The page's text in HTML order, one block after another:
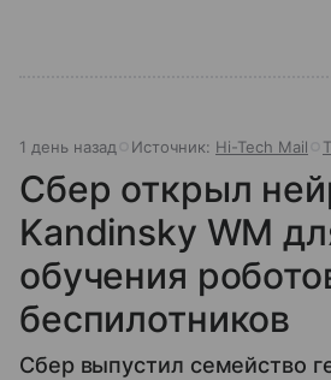
1 день назад Источник: Hi-Tech Mail
Сбер открыл
Kandinsky WM
обучения
беспилотников
Сбер выпустил семейство